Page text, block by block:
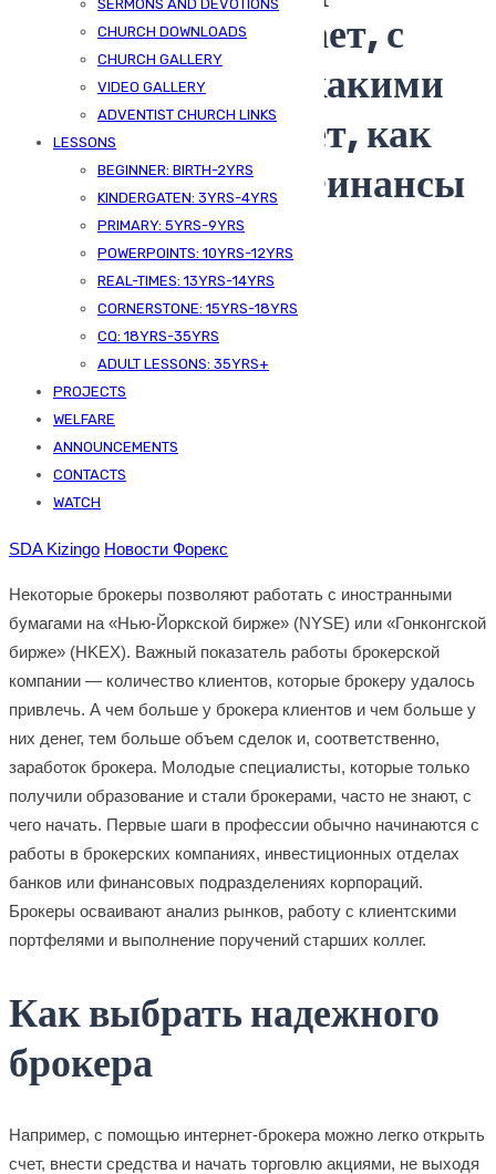
SERMONS AND DEVOTIONS
CHURCH DOWNLOADS
CHURCH GALLERY
VIDEO GALLERY
ADVENTIST CHURCH LINKS
LESSONS
BEGINNER: BIRTH-2YRS
KINDERGATEN: 3YRS-4YRS
PRIMARY: 5YRS-9YRS
POWERPOINTS: 10YRS-12YRS
REAL-TIMES: 13YRS-14YRS
CORNERSTONE: 15YRS-18YRS
CQ: 18YRS-35YRS
ADULT LESSONS: 35YRS+
PROJECTS
WELFARE
ANNOUNCEMENTS
CONTACTS
WATCH
словами, что делает, с
какой целью и с какими
сделками работает, как
стать брокером Финансы
Mail
Published On -
SDA Kizingo Новости Форекс
Некоторые брокеры позволяют работать с иностранными
бумагами на «Нью-Йоркской бирже» (NYSE) или «Гонконгской
бирже» (HKEX). Важный показатель работы брокерской
компании — количество клиентов, которые брокеру удалось
привлечь. А чем больше у брокера клиентов и чем больше у
них денег, тем больше объем сделок и, соответственно,
заработок брокера. Молодые специалисты, которые только
получили образование и стали брокерами, часто не знают, с
чего начать. Первые шаги в профессии обычно начинаются с
работы в брокерских компаниях, инвестиционных отделах
банков или финансовых подразделениях корпораций.
Брокеры осваивают анализ рынков, работу с клиентскими
портфелями и выполнение поручений старших коллег.
Как выбрать надежного
брокера
Например, с помощью интернет-брокера можно легко открыть
счет, внести средства и начать торговлю акциями, не выходя